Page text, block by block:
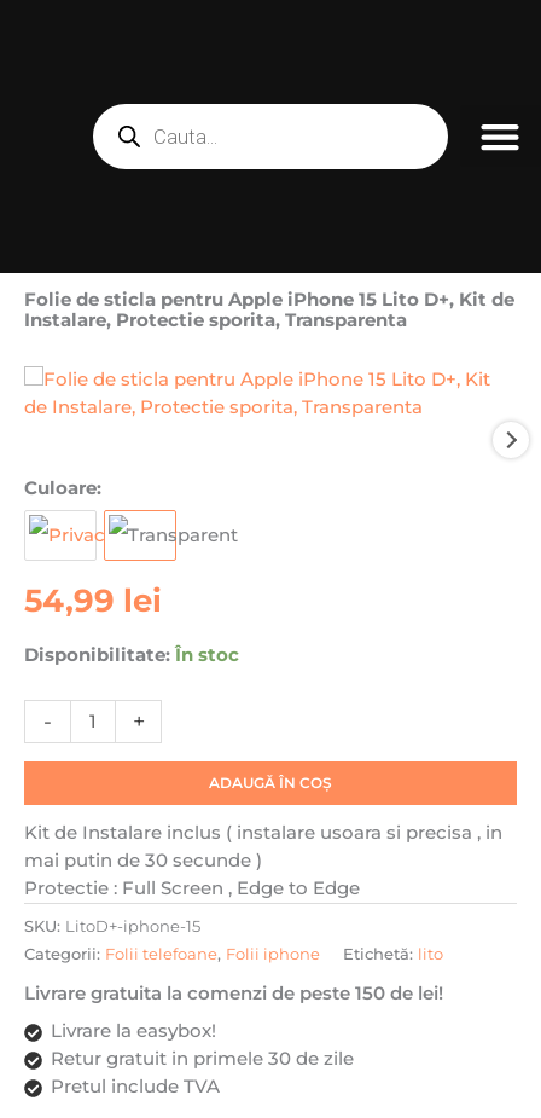
Products
search
Folie de sticla pentru Apple iPhone 15 Lito D+, Kit de
Instalare, Protectie sporita, Transparenta
Culoare:
54,99 lei
Disponibilitate: În stoc
-
Cantitate
Folie
pentru
iPhone
D+,
Kit
Instalare,
Protectie
sporita,
Transparenta
+
ADAUGĂ ÎN COȘ
Kit de Instalare inclus ( instalare usoara si precisa , in
mai putin de 30 secunde )
Protectie : Full Screen , Edge to Edge
SKU: LitoD+-iphone-15
Categorii: Folii telefoane, Folii iphone Etichetă: lito
Livrare gratuita la comenzi de peste 150 de lei!
Livrare la easybox!
Retur gratuit in primele 30 de zile
Pretul include TVA